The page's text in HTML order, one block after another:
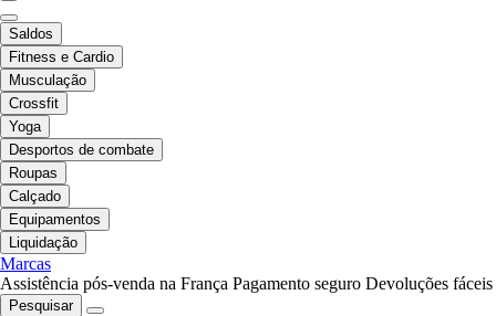
Saldos
Fitness e Cardio
Musculação
Crossfit
Yoga
Desportos de combate
Roupas
Calçado
Equipamentos
Liquidação
Marcas
Assistência pós-venda na França Pagamento seguro Devoluções fáceis
Pesquisar